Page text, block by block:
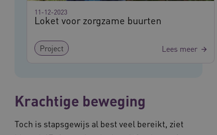
Loket voor zorgzame buurten
11-12-2023
Project Lees meer
Krachtige beweging
Toch is stapsgewijs al best veel bereikt, ziet
Naam
Provider/Domein
__Secure-ROLLOUT_TOKEN
.youtube.com
__Secure-YNID .youtube.com
Cloudflare Inc.
.vimeo.com